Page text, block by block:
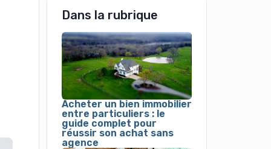
Dans la rubrique
Acheter un bien immobilier
entre particuliers : le
guide complet pour
réussir son achat sans
agence